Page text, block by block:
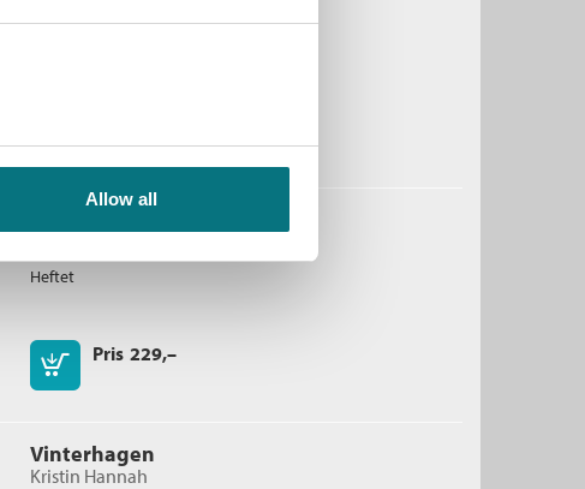
Allow all
229,–
Heftet
Pris 229,–
Kjøp
Vinterhagen
Kristin Hannah